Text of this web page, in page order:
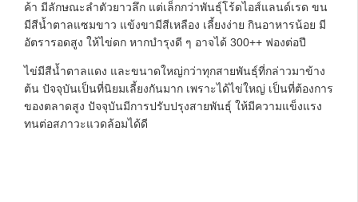
ค้า มีลักษณะลำตัวยาวลึก แต่เล็กกว่าพันธุ์โร้ดไอส์แลนด์เรด ขน
มีสีน้ำตาลแซมขาว แข้งขามีสีเหลือง เลี้ยงง่าย กินอาหารน้อย มี
อัตรารอดสูง ให้ไข่ดก หากบำรุงดี ๆ อาจได้ 300++ ฟองต่อปี
ไข่มีสีน้ำตาลแดง และขนาดใหญ่กว่าทุกสายพันธุ์ที่กล่าวมาข้าง
ต้น ปัจจุบันเป็นที่นิยมเลี้ยงกันมาก เพราะได้ไข่ใหญ่ เป็นที่ต้องการ
ของตลาดสูง ปัจจุบันมีการปรับปรุงสายพันธุ์ ให้มีความแข็งแรง
ทนต่อสภาวะแวดล้อมได้ดี